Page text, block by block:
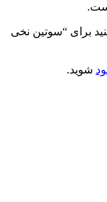
برای “سوتین نخی
شوید.